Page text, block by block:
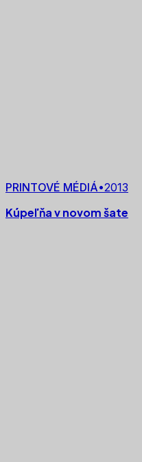
PRINTOVÉ MÉDIÁ•2013
Kúpeľňa v novom šate